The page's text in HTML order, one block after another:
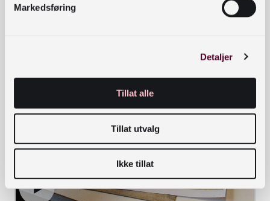
Markedsføring
Detaljer
Tillat alle
Tillat utvalg
Ikke tillat